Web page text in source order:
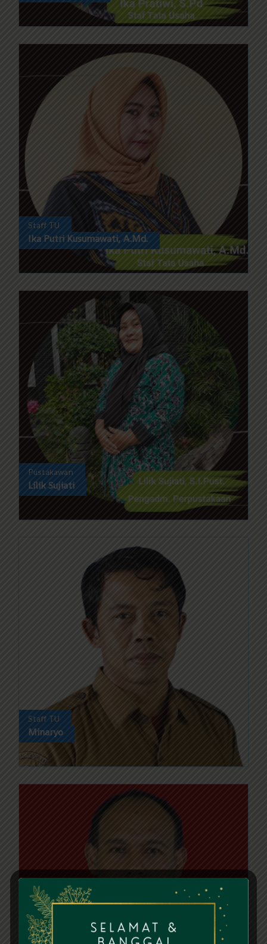
Staff TU
Ika Putri Kusumawati, A.Md.
Pustakawan
Lilik Sujiati
Staff TU
Minaryo